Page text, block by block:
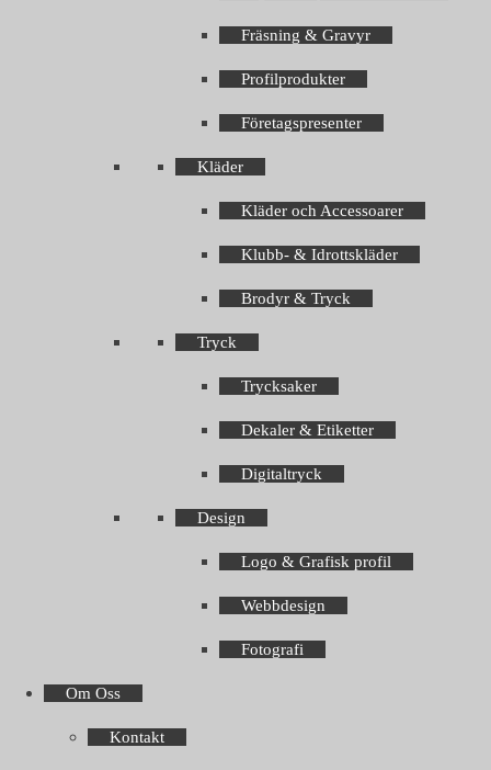
Fräsning & Gravyr
Profilprodukter
Företagspresenter
Kläder
Kläder och Accessoarer
Klubb- & Idrottskläder
Brodyr & Tryck
Tryck
Trycksaker
Dekaler & Etiketter
Digitaltryck
Design
Logo & Grafisk profil
Webbdesign
Fotografi
Om Oss
Kontakt